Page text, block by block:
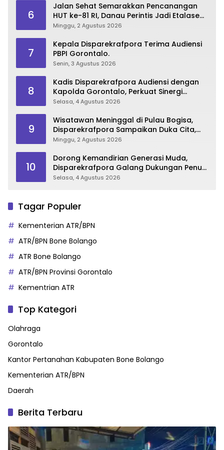
6
Jalan Sehat Semarakkan Pencanangan
HUT ke-81 RI, Danau Perintis Jadi Etalase
Wisata Gorontalo
Minggu, 2 Agustus 2026
7
Kepala Disparekrafpora Terima Audiensi
PBPI Gorontalo.
Senin, 3 Agustus 2026
8
Kadis Disparekrafpora Audiensi dengan
Kapolda Gorontalo, Perkuat Sinergi
Sukseskan Gorontalo Karnaval Karawo
Selasa, 4 Agustus 2026
9
Wisatawan Meninggal di Pulau Bogisa,
Disparekrafpora Sampaikan Duka Cita,
Imbau Utamakan Keselamatan
Minggu, 2 Agustus 2026
10
Dorong Kemandirian Generasi Muda,
Disparekrafpora Galang Dukungan Penuh
Para Aleg Deprov
Selasa, 4 Agustus 2026
Tagar Populer
Kementerian ATR/BPN
ATR/BPN Bone Bolango
ATR Bone Bolango
ATR/BPN Provinsi Gorontalo
Kementrian ATR
Top Kategori
Olahraga
Gorontalo
Kantor Pertanahan Kabupaten Bone Bolango
Kementerian ATR/BPN
Daerah
Berita Terbaru